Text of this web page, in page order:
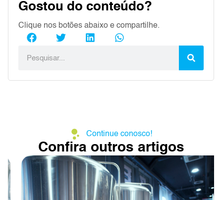
Gostou do conteúdo?
Clique nos botões abaixo e compartilhe.
Continue conosco!
Confira outros artigos